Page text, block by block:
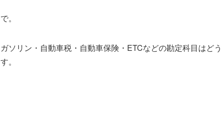
で。
ガソリン・自動車税・自動車保険・ETCなどの勘定科目はど
す。